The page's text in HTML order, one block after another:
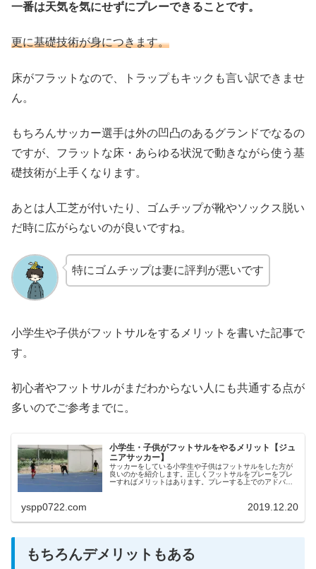
一番は天気を気にせずにプレーできることです。
更に基礎技術が身につきます。
床がフラットなので、トラップもキックも言い訳できませ
ん。
もちろんサッカー選手は外の凹凸のあるグランドでなるの
ですが、フラットな床・あらゆる状況で動きながら使う基
礎技術が上手くなります。
あとは人工芝が付いたり、ゴムチップが靴やソックス脱い
だ時に広がらないのが良いですね。
特にゴムチップは妻に評判が悪いです
小学生や子供がフットサルをするメリットを書いた記事で
す。
初心者やフットサルがまだわからない人にも共通する点が
多いのでご参考までに。
小学生・子供がフットサルをやるメリット【ジュ
ニアサッカー】
サッカーをしている小学生や子供はフットサルをした方が
良いのかを紹介します。正しくフットサルをプレーをプレ
ーすればメリットはあります。プレーする上でのアドバイ
yspp0722.com 2019.12.20
もちろんデメリットもある